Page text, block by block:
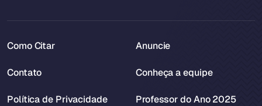
Como Citar
Contato
Política de Privacidade
Anuncie
Conheça a equipe
Professor do Ano 2025